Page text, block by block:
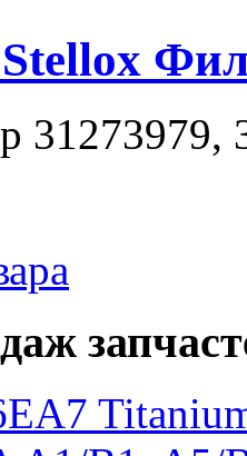
Stellox
31273979,